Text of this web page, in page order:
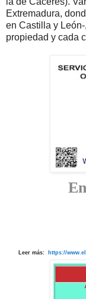
Extremadura,
en Castilla y
propiedad y cada
Leer más: https://